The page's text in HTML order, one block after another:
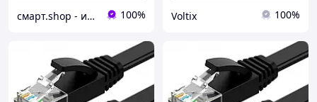
смарт.shop - интернет магазин электроники 100% Voltix 100%